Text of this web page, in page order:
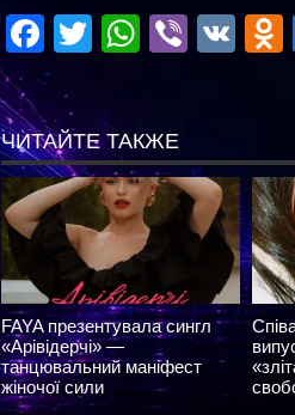
Facebook
TwitterViber
VK
ЧИТАЙТЕ ТАКЖЕ
FAYA презентувала сингл
«Арівідерчі» —
танцювальний маніфест
жіночої сили